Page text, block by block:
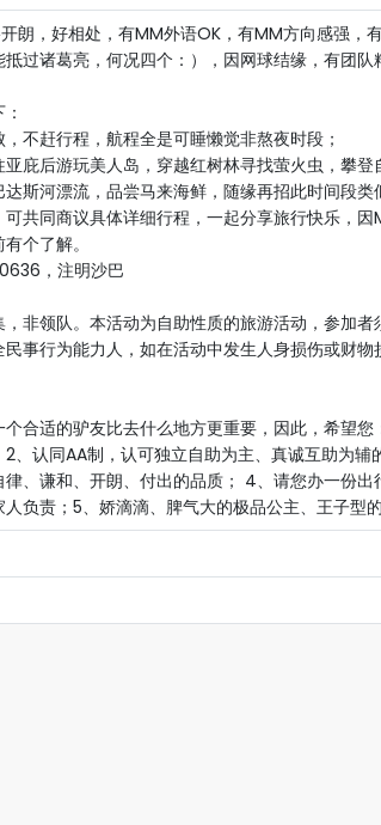
朗，好相处，有MM外语OK，有MM方向感强，
过诸葛亮，何况四个：），因网球结缘，有团队
不赶行程，航程全是可睡懒觉非熬夜时段；
亚庇后游玩美人岛，穿越红树林寻找萤火虫，攀
斯河漂流，品尝马来海鲜，随缘再招此时间段
共同商议具体详细行程，一起分享旅行快乐，
个了解。
，注明沙巴
非领队。本活动为自助性质的旅游活动，参加
事行为能力人，如在活动中发生人身损伤或财
合适的驴友比去什么地方更重要，因此，希望您
、认同AA制，认可独立自助为主、真诚互助为辅
律、谦和、开朗、付出的品质； 4、请您办一份
负责；5、娇滴滴、脾气大的极品公主、王子型的